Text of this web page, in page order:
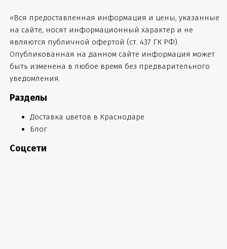
«Вся предоставленная информация и цены, указанные
на сайте, носят информационный характер и не
являются публичной офертой (ст. 437 ГК РФ).
Опубликованная на данном сайте информация может
быть изменена в любое время без предварительного
уведомления.
Разделы
Доставка цветов в Краснодаре
Блог
Соцсети